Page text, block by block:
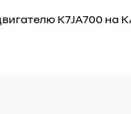
K7JA700 на